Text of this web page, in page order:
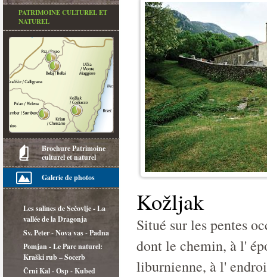
PATRIMOINE CULTUREL ET
NATUREL
Brochure Patrimoine
culturel et naturel
Galerie de photos
Les salines de Sečovlje - La
vallée de la Dragonja
Sv. Peter - Nova vas - Padna
Pomjan - Le Parc naturel:
Kraški rub – Socerb
Črni Kal - Osp - Kubed
Kožljak
Situé sur les pentes
dont le chemin, à l'
liburnienne, à l'